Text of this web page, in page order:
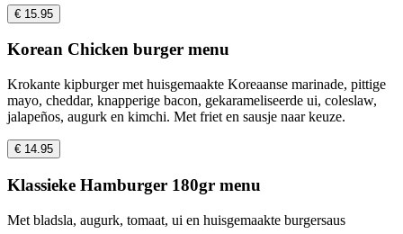
€ 15.95
Korean Chicken burger menu
Krokante kipburger met huisgemaakte Koreaanse marinade, pittige
mayo, cheddar, knapperige bacon, gekarameliseerde ui, coleslaw,
jalapeños, augurk en kimchi. Met friet en sausje naar keuze.
€ 14.95
Klassieke Hamburger 180gr menu
Met bladsla, augurk, tomaat, ui en huisgemaakte burgersaus